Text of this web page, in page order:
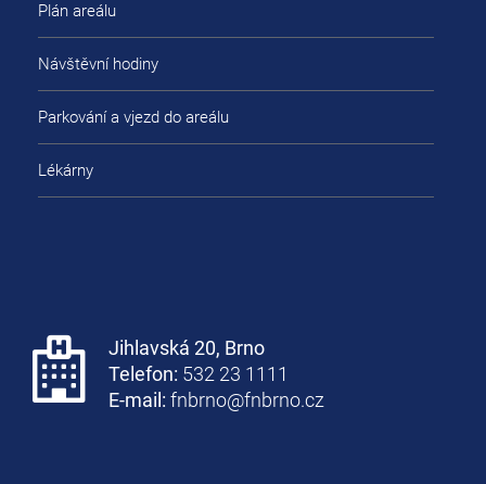
Plán areálu
Návštěvní hodiny
Parkování a vjezd do areálu
Lékárny
Jihlavská 20, Brno
Telefon: 532 23 1111
E-mail: fnbrno@fnbrno.cz